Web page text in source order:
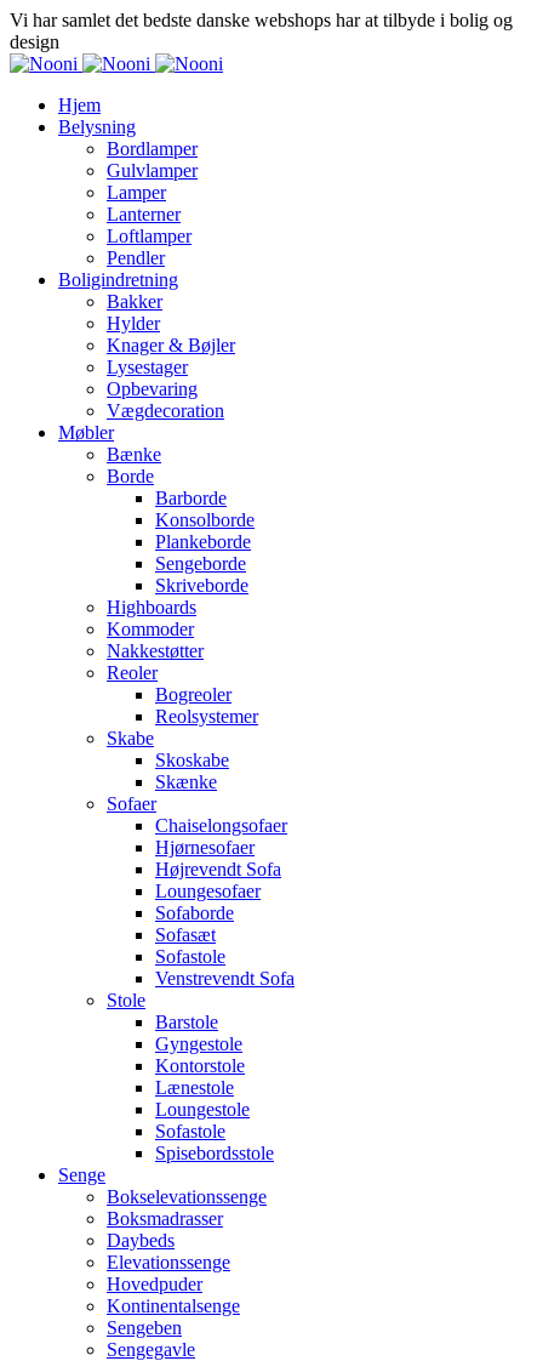
Vi har samlet det bedste danske webshops har at tilbyde i bolig og
design
Hjem
Belysning
Bordlamper
Gulvlamper
Lamper
Lanterner
Loftlamper
Pendler
Boligindretning
Bakker
Hylder
Knager & Bøjler
Lysestager
Opbevaring
Vægdecoration
Møbler
Bænke
Borde
Barborde
Konsolborde
Plankeborde
Sengeborde
Skriveborde
Highboards
Kommoder
Nakkestøtter
Reoler
Bogreoler
Reolsystemer
Skabe
Skoskabe
Skænke
Sofaer
Chaiselongsofaer
Hjørnesofaer
Højrevendt Sofa
Loungesofaer
Sofaborde
Sofasæt
Sofastole
Venstrevendt Sofa
Stole
Barstole
Gyngestole
Kontorstole
Lænestole
Loungestole
Sofastole
Spisebordsstole
Senge
Bokselevationssenge
Boksmadrasser
Daybeds
Elevationssenge
Hovedpuder
Kontinentalsenge
Sengeben
Sengegavle